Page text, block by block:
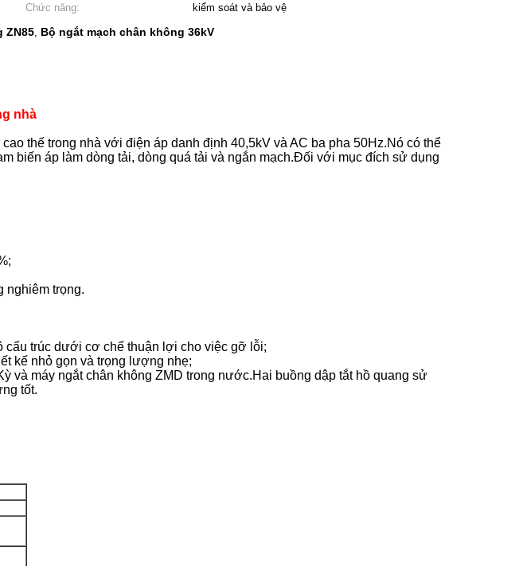
Chức năng:
kiểm soát và bảo vệ
ZN85, Bộ ngắt mạch chân không 36kV
nhà
thế trong nhà với điện áp danh định 40,5kV và AC ba pha 50Hz.Nó có thể
biến áp làm dòng tải, dòng quá tải và ngắn mạch.Đối với mục đích sử dụng
nghiêm trọng.
cấu trúc dưới cơ chế thuận lợi cho việc gỡ lỗi;
kế nhỏ gọn và trọng lượng nhẹ;
và máy ngắt chân không ZMD trong nước.Hai buồng dập tắt hồ quang sử
tốt.